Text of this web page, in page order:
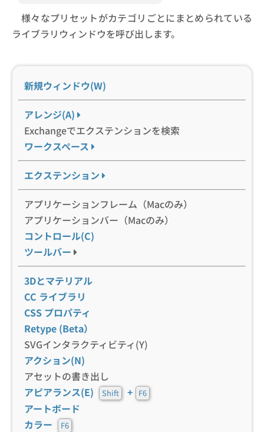
新規ウィンドウ(W)
アレンジ(A)
Exchangeでエクステンションを検索
ワークスペース
エクステンション
アプリケーションフレーム（Macのみ）
アプリケーションバー（Macのみ）
コントロール(C)
ツールバー
3Dとマテリアル
CC ライブラリ
CSS プロパティ
Retype (Beta）
SVGインタラクティビティ(Y)
アクション(N)
アセットの書き出し
アピアランス(E)
Shift + F6
アートボード
カラー
F6
様々なプリセットがカテゴリごとにまとめられている
ライブラリウィンドウを呼び出します。